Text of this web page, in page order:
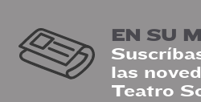
EN SU
las
Teatro